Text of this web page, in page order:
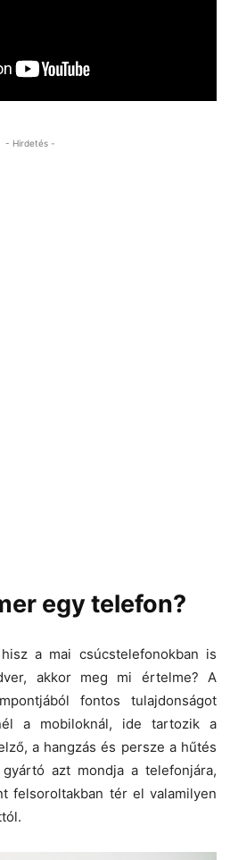
- Hirdetés -
egy telefon?
a mai csúcstelefonokban is
akkor meg mi értelme? A
fontos tulajdonságot
a mobiloknál, ide tartozik a
a hangzás és persze a hűtés
azt mondja a telefonjára,
felsoroltakban tér el valamilyen